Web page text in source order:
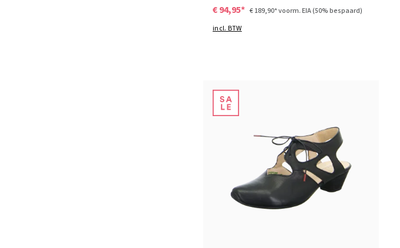
€ 94,95* € 189,90*voorm. EIA(50% bespaard)
incl. BTW